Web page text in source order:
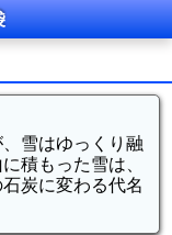
雪はゆっくり融
積もった雪は、
炭に変わる代名